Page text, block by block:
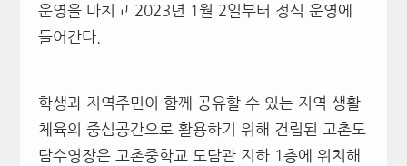
운영을 마치고 2023년 1월 2일부터 정식 운영에
들어간다.
학생과 지역주민이 함께 공유할 수 있는 지역 생활
체육의 중심공간으로 활용하기 위해 건립된 고촌도
담수영장은 고촌중학교 도담관 지하 1층에 위치해